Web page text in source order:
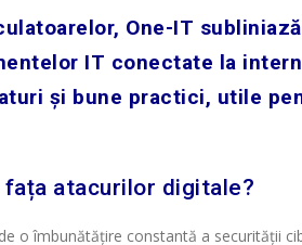
One-IT
IT conectate la
și bune practici, utile
atacurilor digitale?
o îmbunătățire constantă a securității